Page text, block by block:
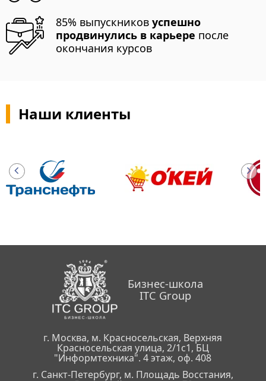
85% выпускниковуспешно
продвинулись в карьере после
окончания курсов
Наши клиенты
Бизнес-школа
ITC Group
г. Москва, м. Красносельская, Верхняя
Красносельская улица, 2/1с1, БЦ
"Информтехника". 4 этаж, оф. 408
г. Санкт-Петербург, м. Площадь Восстания,